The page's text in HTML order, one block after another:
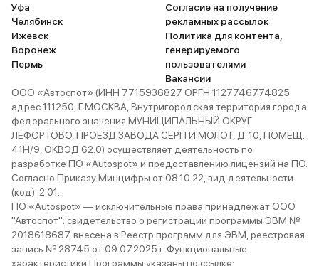
Уфа
Челябинск
Ижевск
Воронеж
Пермь
Согласие на получение
рекламных рассылок
Политика для контента,
генерируемого
пользователями
Вакансии
ООО «Автоспот» (ИНН 7715936827 ОРГН 1127746774825
адрес 111250, Г.МОСКВА, Внутригородская территория города
федерального значения МУНИЦИПАЛЬНЫЙ ОКРУГ
ЛЕФОРТОВО, ПРОЕЗД ЗАВОДА СЕРП И МОЛОТ, Д. 10, ПОМЕЩ.
41Н/9, ОКВЭД 62.0) осуществляет деятельность по
разработке ПО «Autospot» и предоставлению лицензий на ПО.
Согласно Приказу Минцифры от 08.10.22, вид деятельности
(код): 2.01.
ПО «Autospot» — исключительные права принадлежат ООО
"Автоспот": свидетельство о регистрации программы ЭВМ №
2018618687, внесена в Реестр программ для ЭВМ, реестровая
запись № 28745 от 09.07.2025 г. Функциональные
характеристики Программы указаны по ссылке: